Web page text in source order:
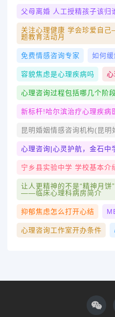
父母离婚 人工授精孩子该归
关注心理健康 学会珍爱自
题教育活动月
免费情感咨询专家 如何缓
容貌焦虑是心理疾病吗
心理咨询过程包括哪几个阶
新标杆!哈尔滨治疗心理疾病
昆明婚姻情感咨询机构(昆明
心理咨询|心灵护航，金石中
宁乡县实验中学 学校基本介
让人更精神的不是“精神月饼
——临床心理科病房简介
抑郁焦虑怎么打开心结
心理咨询工作室开办条件